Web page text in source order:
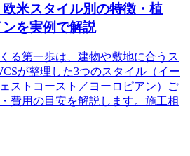
米スタイル別の特徴・植
を実例で解説
る第一歩は、建物や敷地に合うス
が整理した3つのスタイル（イー
ストコースト／ヨーロピアン）ご
費用の目安を解説します。施工相